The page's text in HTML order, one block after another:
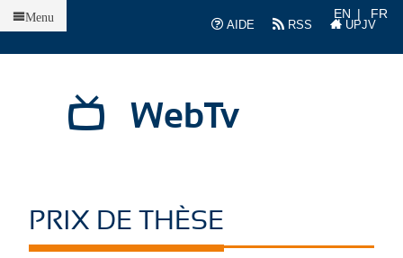
AIDE
RSS UPJV
EN FR
WebTv
Menu
PRIX DE THÈSE